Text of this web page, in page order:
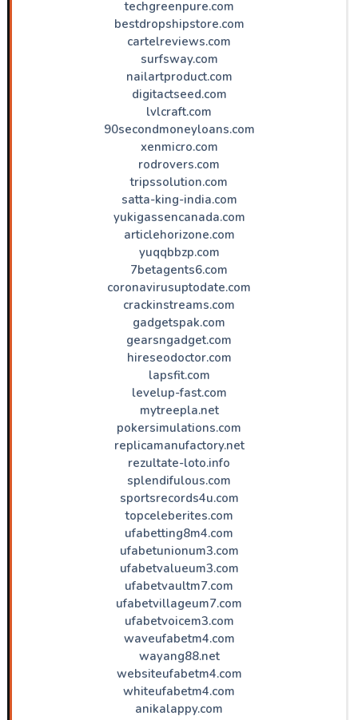
techgreenpure.com
bestdropshipstore.com
cartelreviews.com
surfsway.com
nailartproduct.com
digitactseed.com
lvlcraft.com
90secondmoneyloans.com
xenmicro.com
rodrovers.com
tripssolution.com
satta-king-india.com
yukigassencanada.com
articlehorizone.com
yuqqbbzp.com
7betagents6.com
coronavirusuptodate.com
crackinstreams.com
gadgetspak.com
gearsngadget.com
hireseodoctor.com
lapsfit.com
levelup-fast.com
mytreepla.net
pokersimulations.com
replicamanufactory.net
rezultate-loto.info
splendifulous.com
sportsrecords4u.com
topceleberites.com
ufabetting8m4.com
ufabetunionum3.com
ufabetvalueum3.com
ufabetvaultm7.com
ufabetvillageum7.com
ufabetvoicem3.com
waveufabetm4.com
wayang88.net
websiteufabetm4.com
whiteufabetm4.com
anikalappy.com